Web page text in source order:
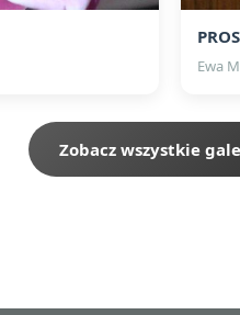
Ewa M
Zobacz wszystkie